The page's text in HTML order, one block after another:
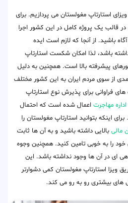
استارتاپ مغولستان می پردازیم. برای
در قالب یک پروژه کامل در این کشور اجرا
باشید. از آنجا که لازم است ایده
داشته باشد، لذا امکان شکست استارتاپ
پیشرفته بالا است. همچنین به دلیل
از سوی مردم ایران به این کشور مختلف
فراوانی برای پذیرش نوع استارتاپ
اداره مهاجرت اعمال شده است که احتمال
اینکه بتوانید استارتاپ مغولستان را
مالی بالایی داشته باشید و به آن ها ثابت
را به خوبی تامین کنید. همچنین وجوه
ای در آن ها وجود نداشته باشد. این
ویزا استارتاپ مغولستان کمی دشوارتر
های بیشتری رو به رو می کند.